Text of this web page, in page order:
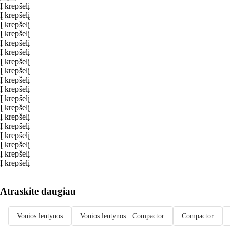
Į krepšelį
Į krepšelį
Į krepšelį
Į krepšelį
Į krepšelį
Į krepšelį
Į krepšelį
Į krepšelį
Į krepšelį
Į krepšelį
Į krepšelį
Į krepšelį
Į krepšelį
Į krepšelį
Į krepšelį
Į krepšelį
Į krepšelį
Į krepšelį
Atraskite daugiau
Vonios lentynos Vonios lentynos · Compactor Compactor